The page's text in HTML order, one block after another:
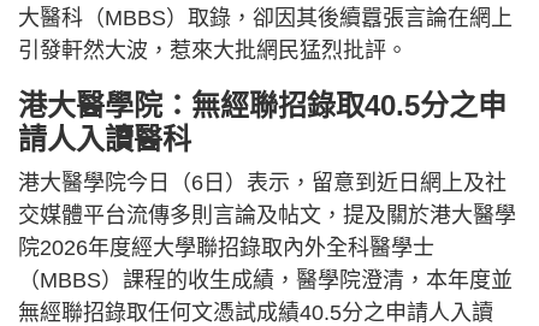
大醫科（MBBS）取錄，卻因其後續囂張言論在網上
引發軒然大波，惹來大批網民猛烈批評。
港大醫學院：無經聯招錄取40.5分之申
請人入讀醫科
港大醫學院今日（6日）表示，留意到近日網上及社
交媒體平台流傳多則言論及帖文，提及關於港大醫學
院2026年度經大學聯招錄取內外全科醫學士
（MBBS）課程的收生成績，醫學院澄清，本年度並
無經聯招錄取任何文憑試成績40.5分之申請人入讀